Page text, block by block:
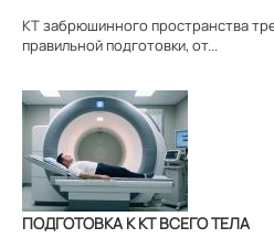
КТ забрюшинного пространства
правильной подготовки, от...
ПОДГОТОВКА К КТ ВСЕГО ТЕЛА